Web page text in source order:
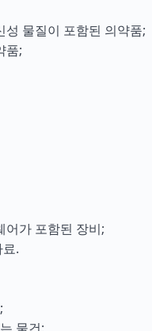
물질이 포함된 의약품;
품;
어가 포함된 장비;
.